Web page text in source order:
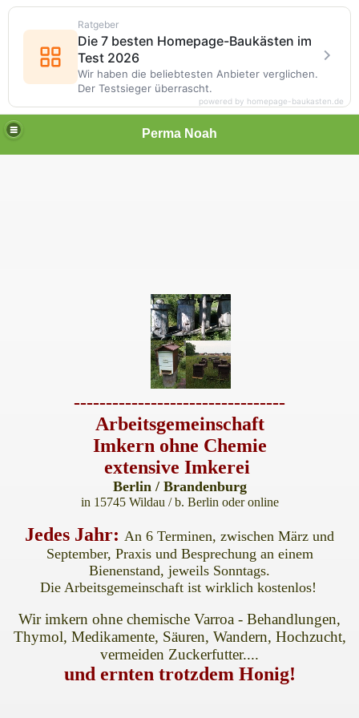
Perma Noah
---------------------------------
Arbeitsgemeinschaft
Imkern ohne Chemie
extensive Imkerei
Berlin / Brandenburg
in 15745 Wildau / b. Berlin oder online
Jedes Jahr: An 6 Terminen, zwischen März und
September, Praxis und Besprechung an einem
Bienenstand, jeweils Sonntags.
Die Arbeitsgemeinschaft ist wirklich kostenlos!
Wir imkern ohne chemische Varroa - Behandlungen,
Thymol, Medikamente, Säuren, Wandern, Hochzucht,
vermeiden Zuckerfutter....
und ernten trotzdem Honig!
Chemie, Berlin - Brandenburg
Ratgeber
Die 7 besten Homepage-Baukästen im
Test 2026
Wir haben die beliebtesten Anbieter verglichen.
Der Testsieger überrascht.
powered by homepage-baukasten.de